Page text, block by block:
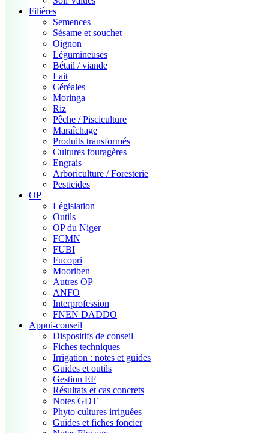
Filières
Semences
Sésame et souchet
Oignon
Légumineuses
Bétail / viande
Lait
Céréales
Moringa
Riz
Pêche / Pisciculture
Maraîchage
Produits transformés
Cultures fouragères
Engrais
Arboriculture / Foresterie
Pesticides
OP
Législation
Outils
OP du Niger
FCMN
FUBI
Fucopri
Mooriben
Autres OP
ANFO
Interprofession
FNEN DADDO
Appui-conseil
Dispositifs de conseil
Fiches techniques
Irrigation : notes et guides
Guides et outils
Gestion EF
Résultats et cas concrets
Notes GDT
Phyto cultures irriguées
Guides et fiches foncier